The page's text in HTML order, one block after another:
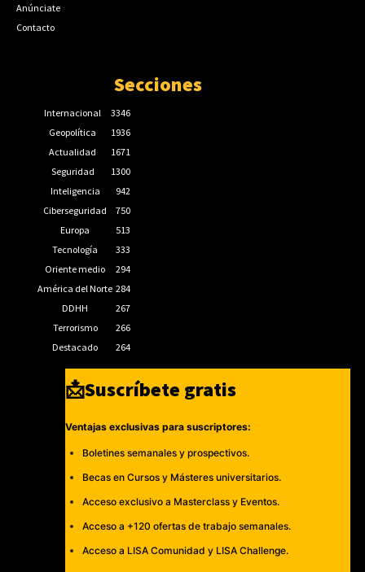
Anúnciate
Contacto
Secciones
Internacional
3346
Geopolítica
1936
Actualidad
1671
Seguridad
1300
Inteligencia
942
Ciberseguridad
750
Europa
513
Tecnología
333
Oriente medio
294
América del Norte 284
DDHH
267
Terrorismo
266
Destacado
264
📩Suscríbete gratis
Ventajas exclusivas para suscriptores:
Boletines semanales y prospectivos.
Becas en Cursos y Másteres universitarios.
Acceso exclusivo a Masterclass y Eventos.
Acceso a +120 ofertas de trabajo semanales.
Acceso a LISA Comunidad y LISA Challenge.